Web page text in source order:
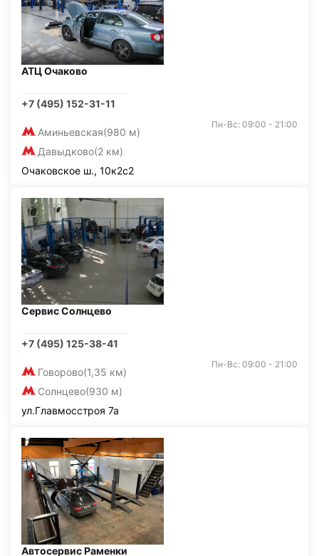
АТЦ Очаково
+7 (495) 152-31-11
Аминьевская(980 м)
Давыдково(2 км)
Пн-Вс: 09:00 - 21:00
Очаковское ш., 10к2с2
Сервис Солнцево
+7 (495) 125-38-41
Говорово(1,35 км)
Солнцево(930 м)
Пн-Вс: 09:00 - 21:00
ул.Главмосстроя 7а
Автосервис Раменки